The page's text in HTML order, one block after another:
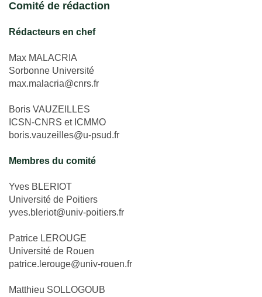
Comité de rédaction
Rédacteurs en chef
Max MALACRIA
Sorbonne Université
max.malacria@cnrs.fr
Boris VAUZEILLES
ICSN-CNRS et ICMMO
boris.vauzeilles@u-psud.fr
Membres du comité
Yves BLERIOT
Université de Poitiers
yves.bleriot@univ-poitiers.fr
Patrice LEROUGE
Université de Rouen
patrice.lerouge@univ-rouen.fr
Matthieu SOLLOGOUB